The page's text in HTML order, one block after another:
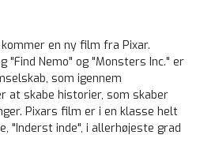
en ny film fra Pixar.
"Find Nemo" og "Monsters Inc." er
som igennem
at skabe historier, som skaber
Pixars film er i en klasse helt
"Inderst inde", i allerhøjeste grad